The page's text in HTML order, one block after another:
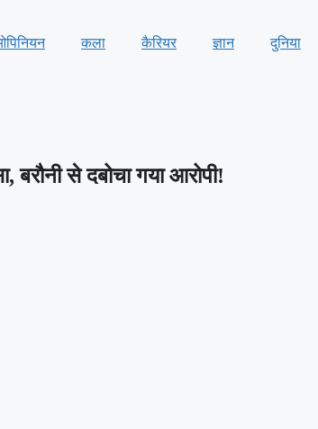
कला कैरियर ज्ञान दुनिया
बरौनी से दबोचा गया आरोपी!